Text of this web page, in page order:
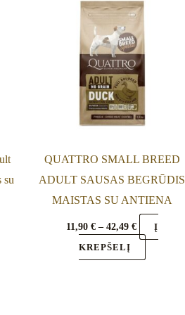
su
QUATTRO SMALL BREED
ADULT SAUSAS BEGRŪDIS
MAISTAS SU ANTIENA
11,90 € – 42,49 €
Į
KREPŠELĮ
The
be
on
the
product